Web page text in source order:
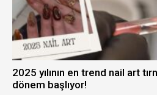
2025 yılının en trend nail art
dönem başlıyor!